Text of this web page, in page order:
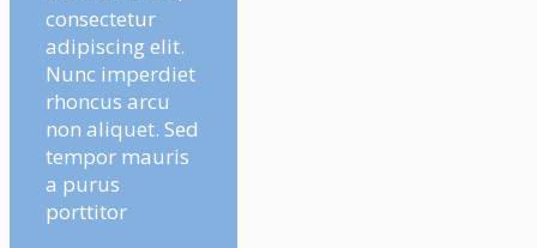
consectetur
adipiscing elit.
Nunc imperdiet
rhoncus arcu
non aliquet. Sed
tempor mauris
a purus
porttitor